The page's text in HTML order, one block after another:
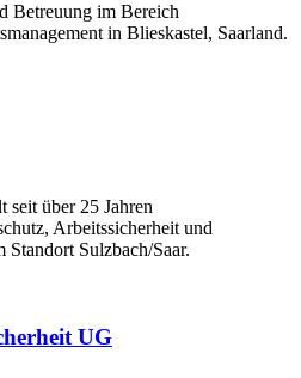
Betreuung im Bereich
in Blieskastel, Saarland.
über 25 Jahren
Arbeitssicherheit und
Sulzbach/Saar.
UG